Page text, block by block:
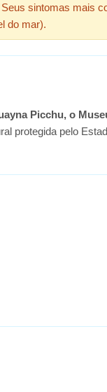
sintomas mais
do mar).
Picchu, o
protegida pelo